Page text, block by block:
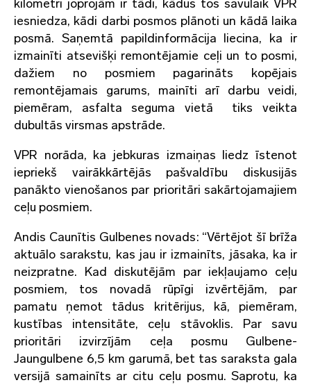
kilometri joprojām ir tādi, kādus tos savulaik VPR
iesniedza, kādi darbi posmos plānoti un kādā laika
posmā. Saņemtā papildinformācija liecina, ka ir
izmainīti atsevišķi remontējamie ceļi un to posmi,
dažiem no posmiem pagarināts kopējais
remontējamais garums, mainīti arī darbu veidi,
piemēram, asfalta seguma vietā tiks veikta
dubultās virsmas apstrāde.
VPR norāda, ka jebkuras izmaiņas liedz īstenot
iepriekš vairākkārtējās pašvaldību diskusijās
panākto vienošanos par prioritāri sakārtojamajiem
ceļu posmiem.
Andis Caunītis Gulbenes novads: “Vērtējot šī brīža
aktuālo sarakstu, kas jau ir izmainīts, jāsaka, ka ir
neizpratne. Kad diskutējām par iekļaujamo ceļu
posmiem, tos novadā rūpīgi izvērtējām, par
pamatu ņemot tādus kritērijus, kā, piemēram,
kustības intensitāte, ceļu stāvoklis. Par savu
prioritāri izvirzījām ceļa posmu Gulbene-
Jaungulbene 6,5 km garumā, bet tas saraksta gala
versijā samainīts ar citu ceļu posmu. Saprotu, ka